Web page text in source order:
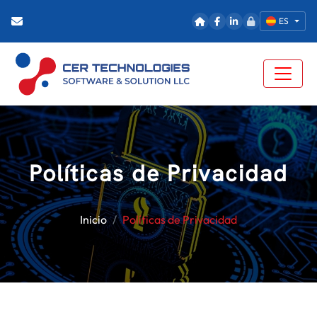
ES
Políticas de Privacidad
Inicio Políticas de Privacidad